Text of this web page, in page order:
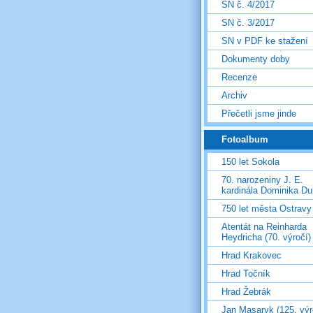
SN č. 4/2017
SN č. 3/2017
SN v PDF ke stažení
Dokumenty doby
Recenze
Archiv
Přečetli jsme jinde
Fotoalbum
150 let Sokola
70. narozeniny J. E.
kardinála Dominika
750 let města Ostravy
Atentát na Reinharda
Heydricha (70. výročí)
Hrad Krakovec
Hrad Točník
Hrad Žebrák
Jan Masaryk (125.